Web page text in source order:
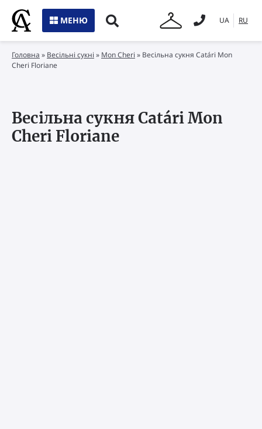
МЕНЮ UA RU
Головна » Весільні сукні » Mon Cheri » Весільна сукня Catári Mon
Cheri Floriane
Весільна сукня Catári Mon
Cheri Floriane